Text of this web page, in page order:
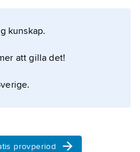
av bioetanol som
och
I Europa används
kunskap.
att gilla det!
provperiod